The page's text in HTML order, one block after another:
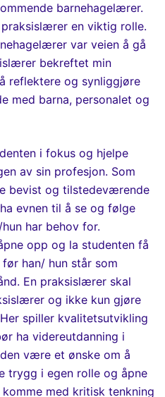
barnehagelærer.
en viktig rolle.
var veien å gå
bekreftet min
reflektere og synliggjøre
med barna, personalet og
i fokus og hjelpe
av sin profesjon. Som
bevist og tilstedeværende
evnen til å se og følge
har behov for.
opp og la studenten få
han/ hun står som
En praksislærer skal
og ikke kun gjøre
spiller kvalitetsutvikling
ha videreutdanning i
være et ønske om å
trygg i egen rolle og åpne
med kritisk tenkning